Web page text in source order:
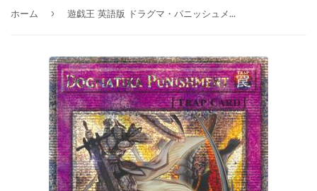
ホーム › 遊戯王 英語版 ドラグマ・パニッシュメント 25thレア RA01 北米版 予約